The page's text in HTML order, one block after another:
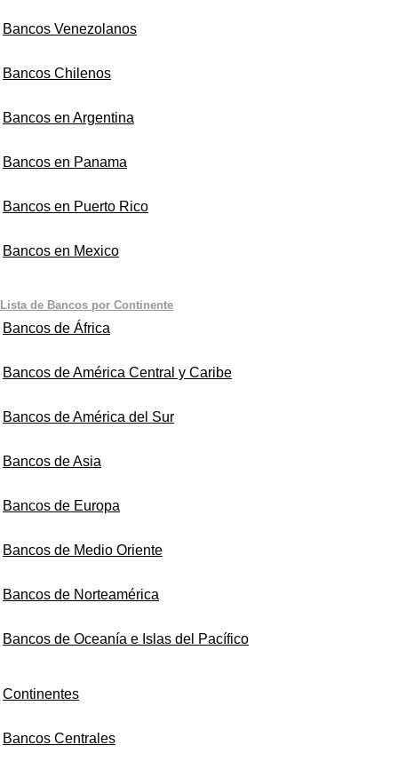
Bancos Venezolanos
Bancos Chilenos
Bancos en Argentina
Bancos en Panama
Bancos en Puerto Rico
Bancos en Mexico
Lista de Bancos por Continente
Bancos de África
Bancos de América Central y Caribe
Bancos de América del Sur
Bancos de Asia
Bancos de Europa
Bancos de Medio Oriente
Bancos de Norteamérica
Bancos de Oceanía e Islas del Pacífico
Continentes
Bancos Centrales